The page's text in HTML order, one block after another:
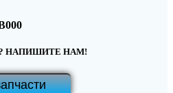
НАПИШИТЕ НАМ!